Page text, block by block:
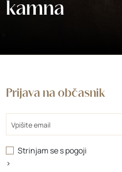
kamna
Prijava na občasnik
Strinjam se spogoji
>